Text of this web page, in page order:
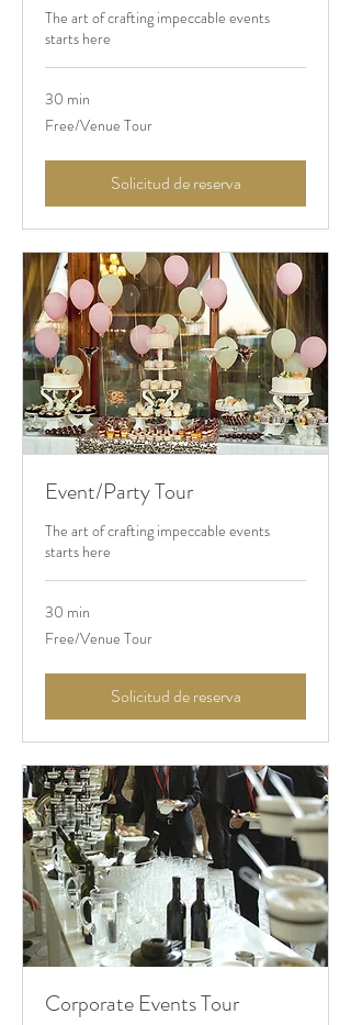
The art of crafting impeccable events
starts here
30 min
Free/Venue
Tour
Free/Venue Tour
Solicitud de reserva
Event/Party Tour
The art of crafting impeccable events
starts here
30 min
Free/Venue
Tour
Free/Venue Tour
Solicitud de reserva
Corporate Events Tour